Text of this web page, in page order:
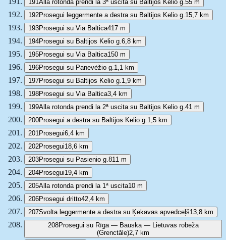
191 Alla rotonda prendi la 3ª uscita su Baltijos Kelio g. 55 m
192Prosegui leggermente a destra su Baltijos Kelio g. 15,7 km
193Prosegui su Via Baltica417 m
194Prosegui su Baltijos Kelio g. 6,8 km
195Prosegui su Via Baltica150 m
196Prosegui su Panevėžio g. 1,1 km
197Prosegui su Baltijos Kelio g. 1,9 km
198Prosegui su Via Baltica3,4 km
199Alla rotonda prendi la 2ª uscita su Baltijos Kelio g. 41 m
200Prosegui a destra su Baltijos Kelio g. 1,5 km
201 Prosegui6,4 km
202Prosegui18,6 km
203Prosegui su Pasienio g. 811 m
204Prosegui19,4 km
205Alla rotonda prendi la 1ª uscita10 m
206Prosegui dritto42,4 km
207Svolta leggermente a destra su Ķekavas apvedceļš13,8 km
208Prosegui su Rīga — Bauska — Lietuvas robeža
(Grenctāle)2,7 km